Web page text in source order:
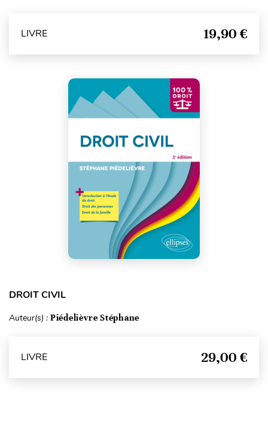
LIVRE 19,90 €
DROIT CIVIL
Auteur(s) : Piédelièvre Stéphane
LIVRE 29,00 €